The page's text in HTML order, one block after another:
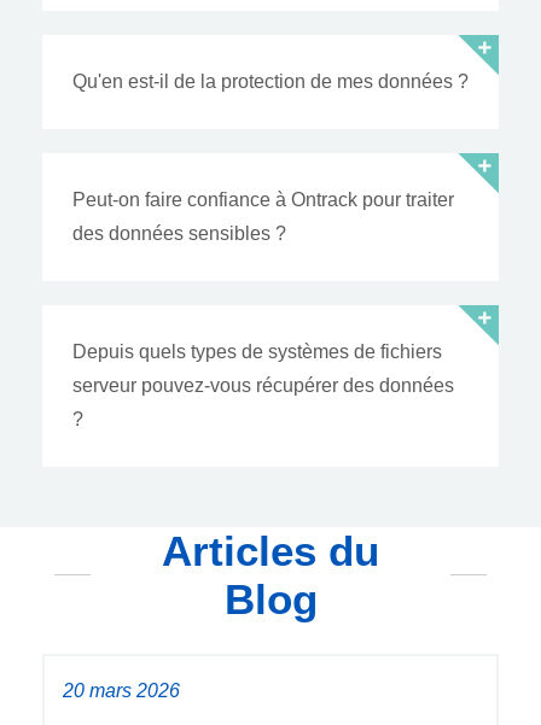
Qu'en est-il de la protection de mes données ?
Peut-on faire confiance à Ontrack pour traiter
des données sensibles ?
Depuis quels types de systèmes de fichiers
serveur pouvez-vous récupérer des données
?
Articles du
Blog
20 mars 2026